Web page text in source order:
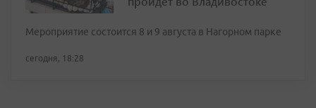
Мероприятие состоится 8 и 9 августа в Нагорном парке
сегодня, 18:28